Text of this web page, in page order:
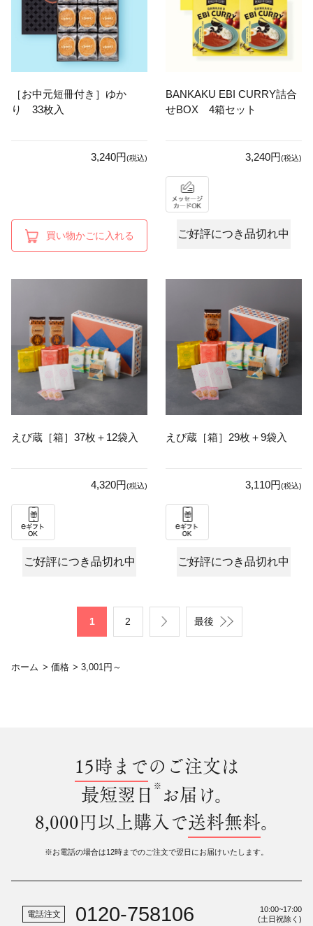
［お中元短冊付き］ゆか
り 33枚入
3,240円(税込)
買い物かごに入れる
BANKAKU EBI CURRY詰合
せBOX 4箱セット
3,240円(税込)
ご好評につき品切れ中
えび蔵［箱］37枚＋12袋入
4,320円(税込)
ご好評につき品切れ中
えび蔵［箱］29枚＋9袋入
3,110円(税込)
ご好評につき品切れ中
1 2 最後
ホーム > 価格 > 3,001円～
15時までのご注文は
最短翌日 ※ お届け。
8,000円以上購入で送料無料。
※お電話の場合は12時までのご注文で翌日にお届けいたします。
電話注文 0120-758106
10:00~17:00
(土日祝除く)